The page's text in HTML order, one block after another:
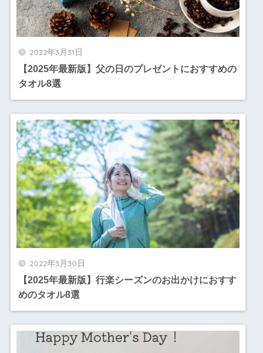
2022年3月31日
【2025年最新版】父の日のプレゼントにおすすめの
タオル8選
2022年3月30日
【2025年最新版】行楽シーズンのお出かけにおすす
めのタオル8選